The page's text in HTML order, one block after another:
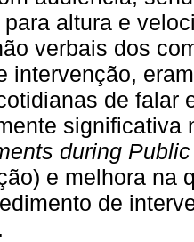
para altura e
verbais dos
intervenção,
de falar
significativa
during
e melhora na
de